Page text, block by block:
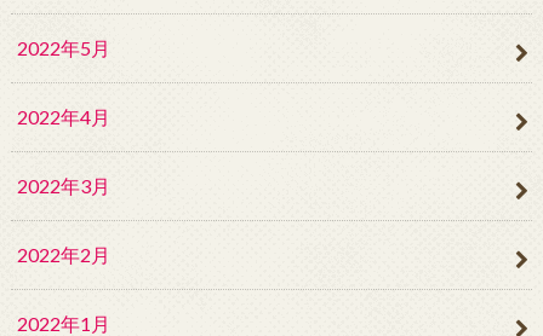
2022年5月
2022年4月
2022年3月
2022年2月
2022年1月